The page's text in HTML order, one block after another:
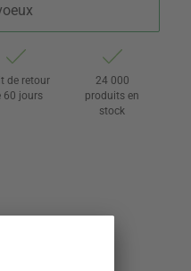
de retour
60 jours
24 000
produits en
stock